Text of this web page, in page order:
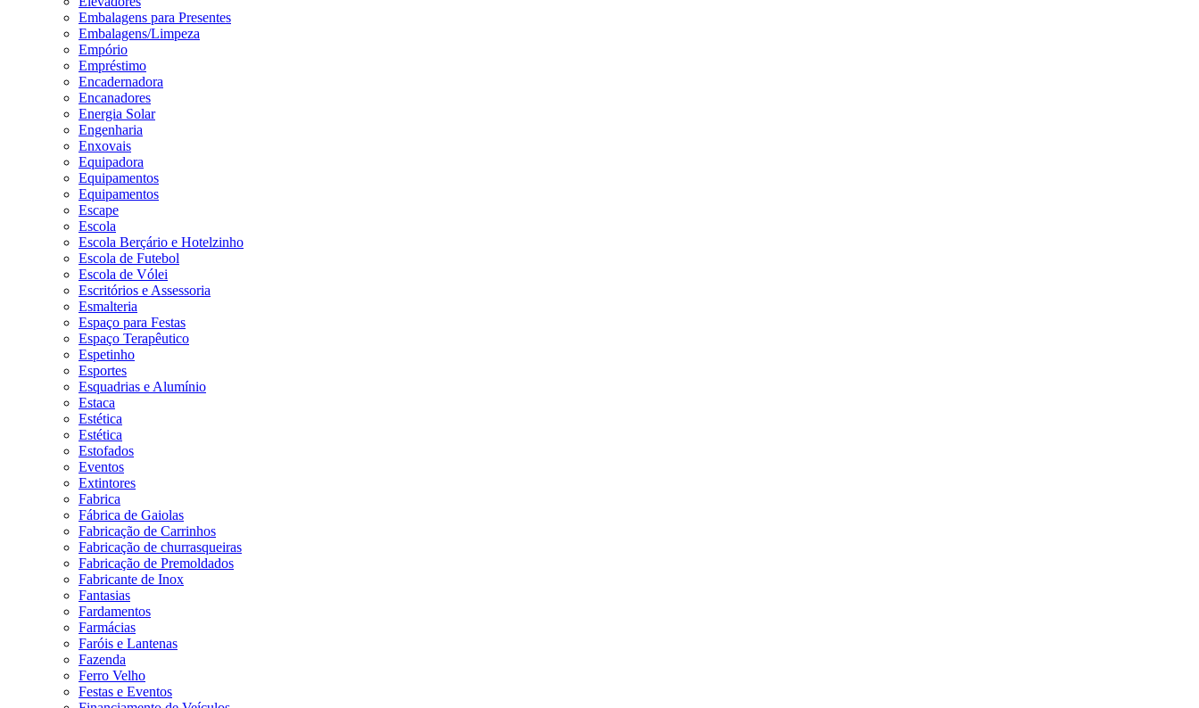
Embalagens para Presentes
Embalagens/Limpeza
Empório
Empréstimo
Encadernadora
Encanadores
Energia Solar
Engenharia
Enxovais
Equipadora
Equipamentos
Equipamentos
Escape
Escola
Escola Berçário e Hotelzinho
Escola de Futebol
Escola de Vólei
Escritórios e Assessoria
Esmalteria
Espaço para Festas
Espaço Terapêutico
Espetinho
Esportes
Esquadrias e Alumínio
Estaca
Estética
Estética
Estofados
Eventos
Extintores
Fabrica
Fábrica de Gaiolas
Fabricação de Carrinhos
Fabricação de churrasqueiras
Fabricação de Premoldados
Fabricante de Inox
Fantasias
Fardamentos
Farmácias
Faróis e Lantenas
Fazenda
Ferro Velho
Festas e Eventos